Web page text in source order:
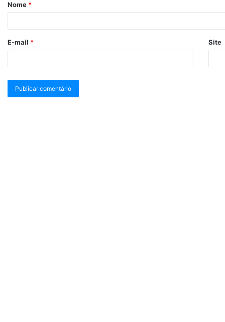
Nome *
E-mail * Site